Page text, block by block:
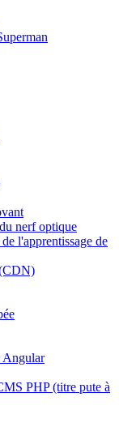
nerf optique
l'apprentissage de
Angular
PHP (titre pute à